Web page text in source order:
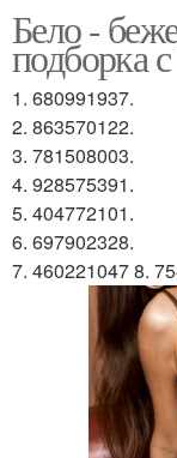
Бело -
подборка
1. 680991937.
2. 863570122.
3. 781508003.
4. 928575391.
5. 404772101.
6. 697902328.
7. 460221047 8.